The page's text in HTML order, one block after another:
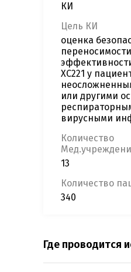
КИ
Цель КИ
оценка
ХС221 у
или другими
вирусными
Количество
13
Количество
340
Где проводится